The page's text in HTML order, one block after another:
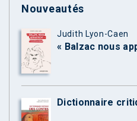
Nouveautés
Judith Lyon-Caen
« Balzac nous
Dictionnaire